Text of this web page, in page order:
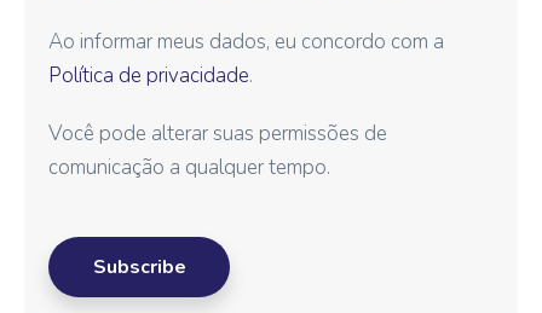
Ao informar meus dados, eu concordo com a
Política de privacidade.
Você pode alterar suas permissões de
comunicação a qualquer tempo.